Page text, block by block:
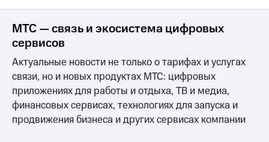
кабинет
Акционерный
капитал
Контроль
и
аудит
Рынок
акций
Описание
МТС — связь и экосистема цифровых
сервисов
Актуальные новости не только о тарифах и услугах
связи, но и новых продуктах МТС: цифровых
приложениях для работы и отдыха, ТВ и медиа,
финансовых сервисах, технологиях для запуска и
продвижения бизнеса и других сервисах компании